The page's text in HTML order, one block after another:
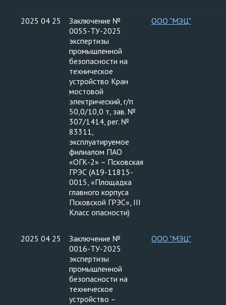
2025 04 25
Заключение №
0055-ТУ-2025
экспертизы
промышленной
безопасности на
техническое
устройство Кран
мостовой
электрический, г/п
50,0/10,0 т, зав. №
307/1414, рег. №
83311,
эксплуатируемое
филиалом ПАО
«ОГК-2» – Псковская
ГРЭС (А19-11815-
0015, «Площадка
главного корпуса
Псковской ГРЭС», III
Класс опасности)
ООО "МЭЦ"
2025 04 25
Заключение №
0016-ТУ-2025
экспертизы
промышленной
безопасности на
техническое
устройство –
ООО "МЭЦ"